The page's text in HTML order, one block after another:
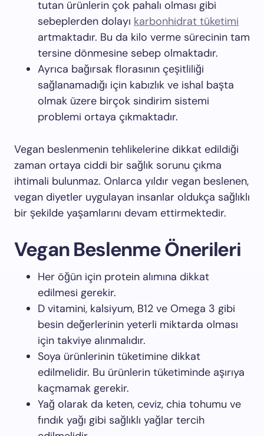
tutan ürünlerin çok pahalı olması gibi
sebeplerden dolayı karbonhidrat tüketimi
artmaktadır. Bu da kilo verme sürecinin tam
tersine dönmesine sebep olmaktadır.
Ayrıca bağırsak florasının çeşitliliği
sağlanamadığı için kabızlık ve ishal başta
olmak üzere birçok sindirim sistemi
problemi ortaya çıkmaktadır.
Vegan beslenmenin tehlikelerine dikkat edildiği
zaman ortaya ciddi bir sağlık sorunu çıkma
ihtimali bulunmaz. Onlarca yıldır vegan beslenen,
vegan diyetler uygulayan insanlar oldukça sağlıklı
bir şekilde yaşamlarını devam ettirmektedir.
Vegan Beslenme Önerileri
Her öğün için protein alımına dikkat
edilmesi gerekir.
D vitamini, kalsiyum, B12 ve Omega 3 gibi
besin değerlerinin yeterli miktarda olması
için takviye alınmalıdır.
Soya ürünlerinin tüketimine dikkat
edilmelidir. Bu ürünlerin tüketiminde aşırıya
kaçmamak gerekir.
Yağ olarak da keten, ceviz, chia tohumu ve
fındık yağı gibi sağlıklı yağlar tercih